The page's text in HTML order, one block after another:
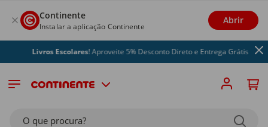
Continente
Instalar a aplicação Continente
Abrir
Livros Escolares! Aproveite 5% Desconto Direto e Entrega Grátis
O que procura?